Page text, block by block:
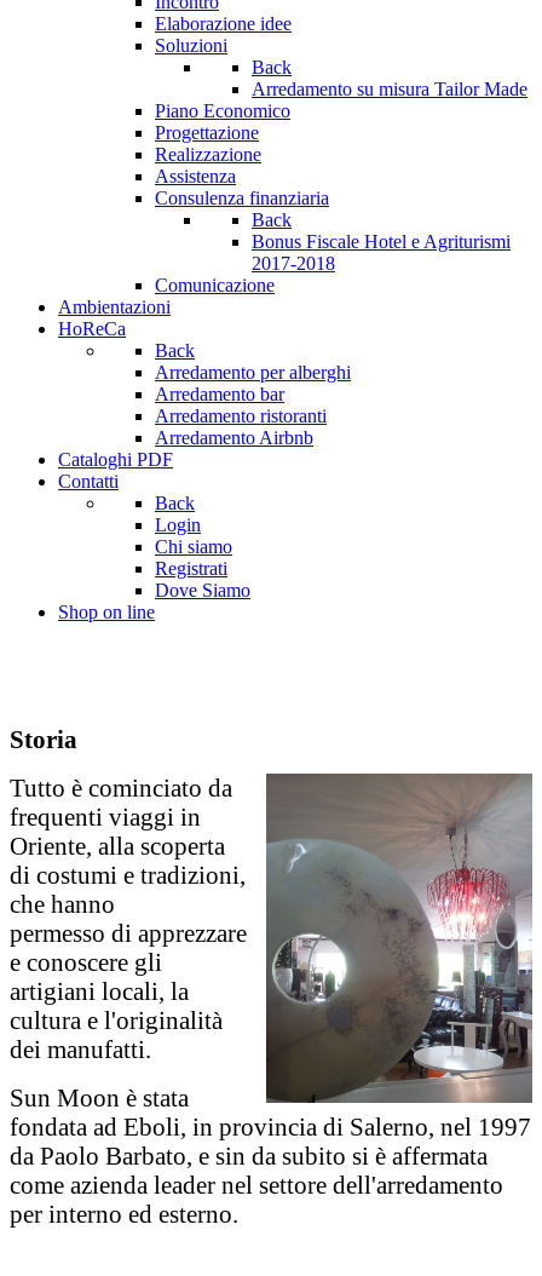
Elaborazione idee
Soluzioni
Back
Arredamento su misura Tailor Made
Piano Economico
Progettazione
Realizzazione
Assistenza
Consulenza finanziaria
Back
Bonus Fiscale Hotel e Agriturismi
2017-2018
Comunicazione
Ambientazioni
HoReCa
Back
Arredamento per alberghi
Arredamento bar
Arredamento ristoranti
Arredamento Airbnb
Cataloghi PDF
Contatti
Back
Login
Chi siamo
Registrati
Dove Siamo
Shop on line
Storia
Tutto è cominciato da
frequenti viaggi in
Oriente, alla scoperta
di costumi e tradizioni,
che hanno
permesso di apprezzare
e conoscere gli
artigiani locali, la
cultura e l'originalità
dei manufatti.
Sun Moon è stata
fondata ad Eboli, in provincia di Salerno, nel 1997
da Paolo Barbato, e sin da subito si è affermata
come azienda leader nel settore dell'arredamento
per interno ed esterno.